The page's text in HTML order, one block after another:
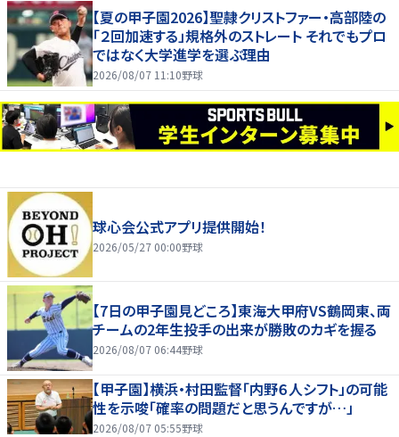
【夏の甲子園2026】聖隷クリストファー・高部陸の
「２回加速する」規格外のストレート それでもプロ
ではなく大学進学を選ぶ理由
2026/08/07 11:10野球
球心会公式アプリ提供開始！
2026/05/27 00:00野球
【7日の甲子園見どころ】東海大甲府VS鶴岡東、両
チームの2年生投手の出来が勝敗のカギを握る
2026/08/07 06:44野球
【甲子園】横浜・村田監督「内野６人シフト」の可能
性を示唆「確率の問題だと思うんですが…」
2026/08/07 05:55野球